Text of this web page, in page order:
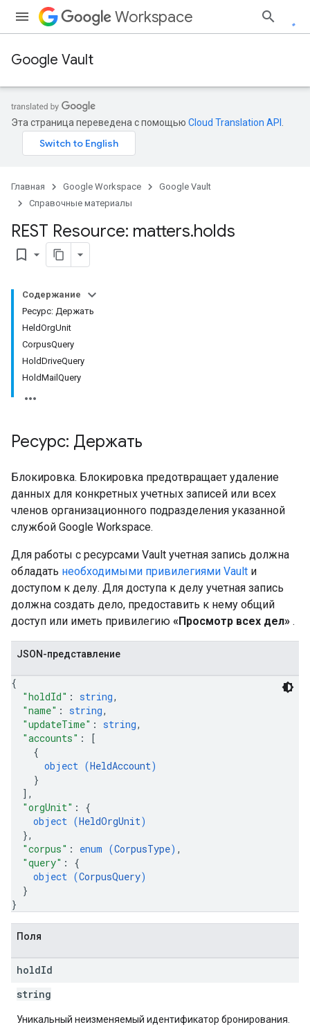
Workspace
Google Vault
Эта страница переведена с помощью Cloud Translation API
Главная Google Workspace
Google Vault
Справочные материалы
REST Resource: matters.holds
bookmark_border
Содержание
Ресурс: Держать
HeldOrgUnit
CorpusQuery
HoldDriveQuery
HoldMailQuery
Ресурс: Держать
Блокировка. Блокировка предотвращает удаление
данных для конкретных учетных записей или всех
членов организационного подразделения указанной
службой Google Workspace.
Для работы с ресурсами Vault учетная запись должна
обладать необходимыми привилегиями Vault и
доступом к делу. Для доступа к делу учетная запись
должна создать дело, предоставить к нему общий
доступ или иметь привилегию «Просмотр всех дел» .
JSON-представление
{
"holdId" : string,
"name" : string,
"updateTime" : string,
"accounts" :
[
{
object (HeldAccount)
}
] ,
"orgUnit" : {
object (HeldOrgUnit)
},
"corpus" : enum (CorpusType) ,
"query" : {
object (CorpusQuery)
}
}
Поля
holdId
string
Уникальный неизменяемый идентификатор бронирования.